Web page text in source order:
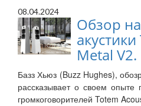
08.04.2024
Обзор
Metal V2.
Базз Хьюз (Buzz Hughes),
рассказывает о своем опыте
громкоговорителей Totem